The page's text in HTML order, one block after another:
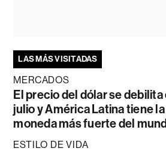
LAS MÁS VISITADAS
MERCADOS
El precio del dólar se debilita
julio y América Latina tiene la
moneda más fuerte del
ESTILO DE VIDA